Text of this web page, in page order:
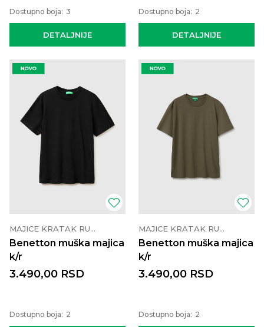
DETALJNIJE
Dostupno boja: 3
DETALJNIJE
Dostupno boja: 2
MAJICE KRATAK RUKAV
Benetton muška majica
k/r
3.490,00 RSD
Dostupno boja: 2
MAJICE KRATAK RUKAV
Benetton muška majica
k/r
3.490,00 RSD
Dostupno boja: 2